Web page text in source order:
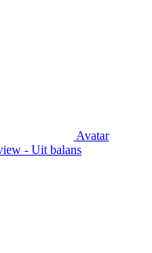
Avatar
- Uit balans